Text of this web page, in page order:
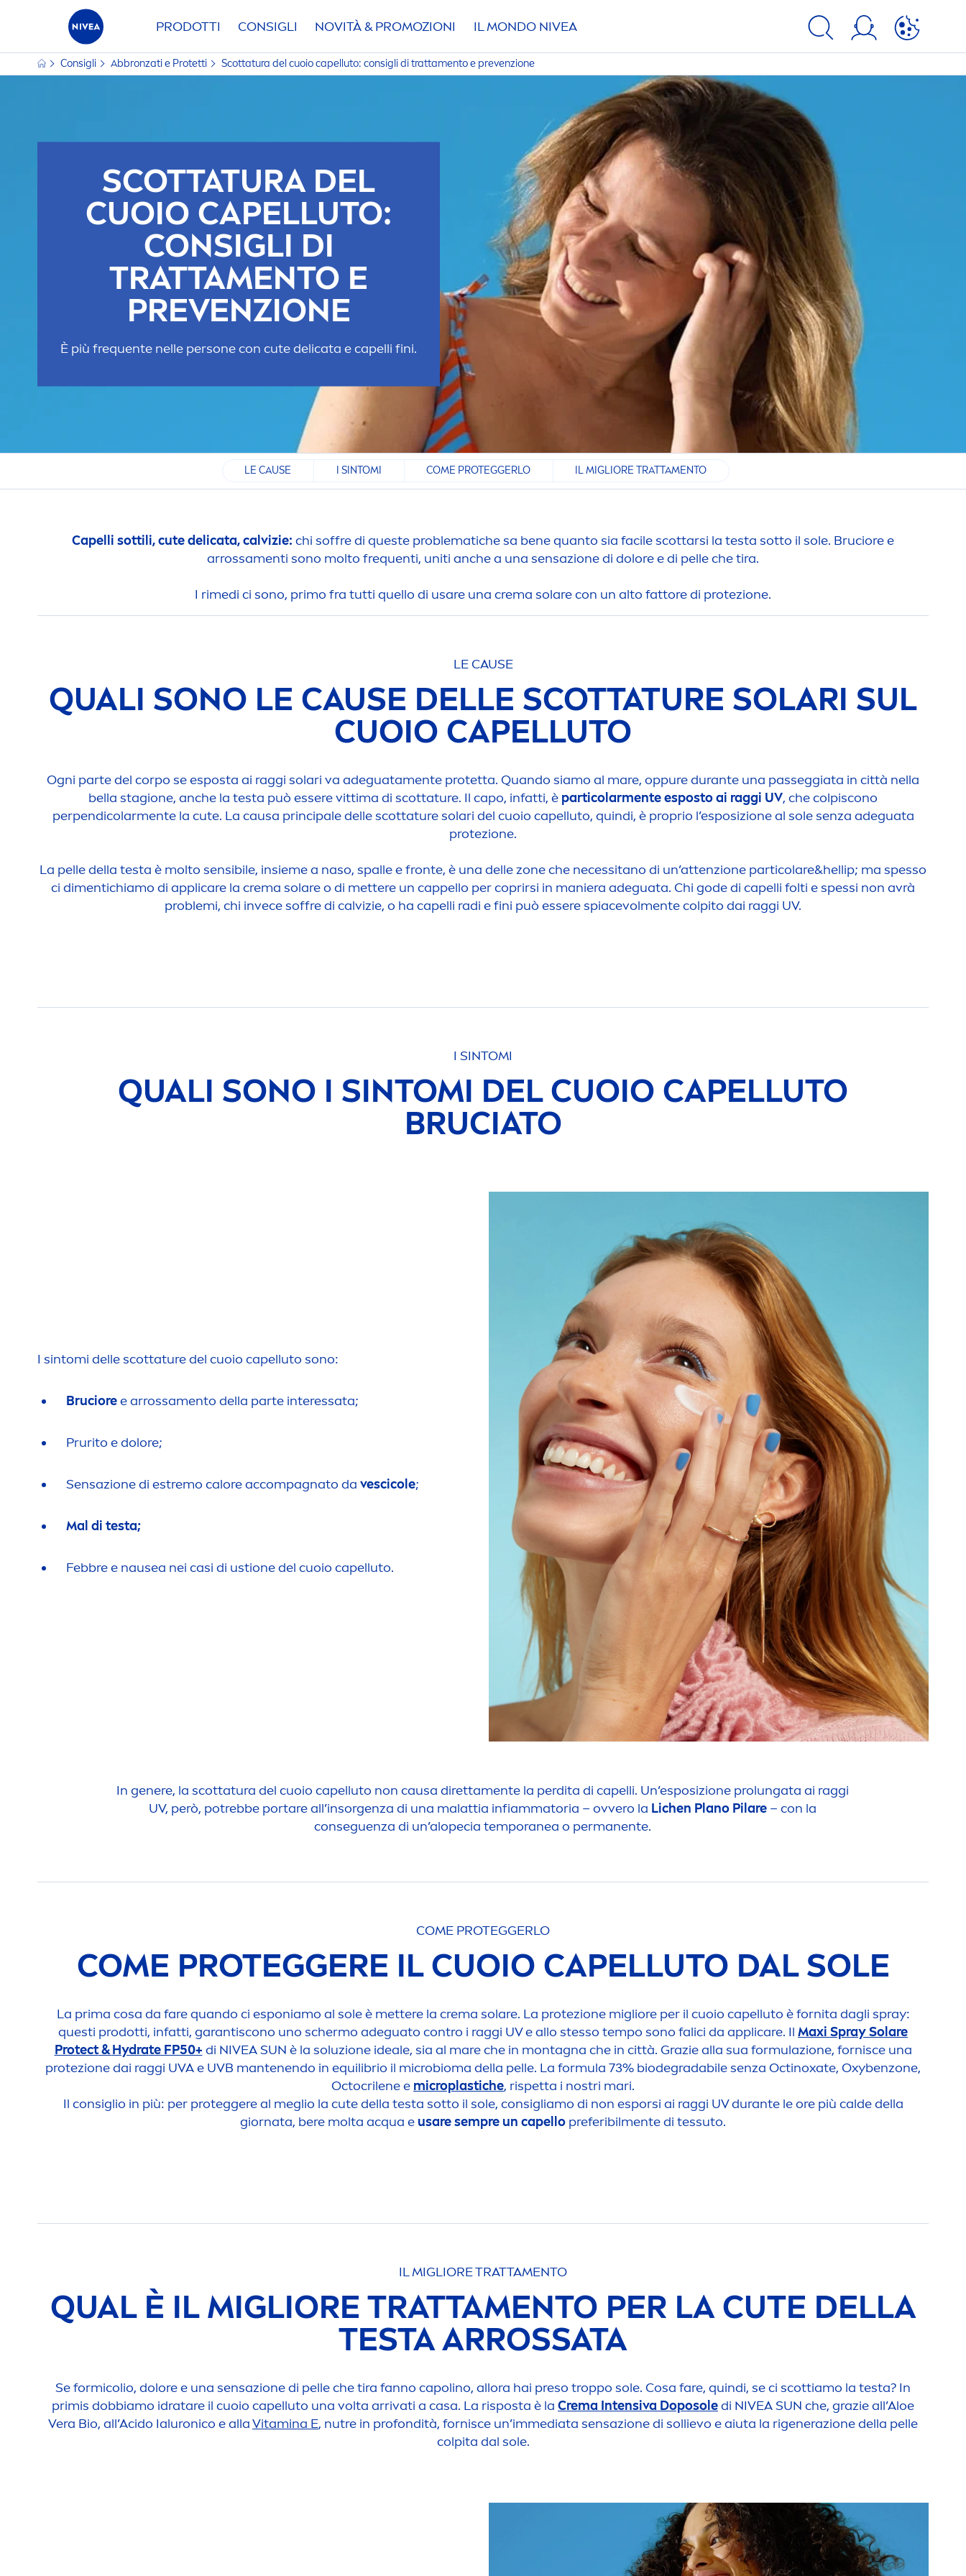
PRODOTTI CONSIGLI NOVITÀ & PROMOZIONI IL MONDO NIVEA
Consigli Abbronzati e Protetti Scottatura del cuoio capelluto: consigli di trattamento e prevenzione
SCOTTATURA DEL
CUOIO CAPELLUTO:
CONSIGLI DI
TRATTAMENTO E
PREVENZIONE
È più frequente nelle persone con cute delicata e capelli fini.
LE CAUSE I SINTOMI COME PROTEGGERLO IL MIGLIORE TRATTAMENTO
Capelli sottili, cute delicata, calvizie: chi soffre di queste problematiche sa bene quanto sia facile scottarsi la testa sotto il sole. Bruciore e
arrossamenti sono molto frequenti, uniti anche a una sensazione di dolore e di pelle che tira.
I rimedi ci sono, primo fra tutti quello di usare una crema solare con un alto fattore di protezione.
LE CAUSE
QUALI SONO LE CAUSE DELLE SCOTTATURE SOLARI SUL
CUOIO CAPELLUTO
Ogni parte del corpo se esposta ai raggi solari va adeguatamente protetta. Quando siamo al mare, oppuredurante una passeggiata in città nella
bella stagione, anche la testa può essere vittima di scottature. Il capo, infatti, è particolarmente esposto ai raggi UV, che colpiscono
perpendicolarmente la cute. La causa principale delle scottature solari del cuoio capelluto, quindi, è proprio l’esposizione al sole senza adeguata
protezione.
La pelle della testa è molto sensibile, insieme a naso, spalle e fronte, è una delle zone che necessitano di un’attenzione particolare&hellip; ma spesso
ci dimentichiamo di applicare la crema solare o di mettere un cappello per coprirsi in maniera adeguata. Chi gode di capelli folti e spessi non avrà
problemi, chi invece soffre di calvizie, o ha capelli radi e fini può essere spiacevolmente colpito dai raggi UV.
I SINTOMI
QUALI SONO I SINTOMI DEL CUOIO CAPELLUTO
BRUCIATO
I sintomi delle scottature del cuoio capelluto sono:
Brucioree arrossamento della parte interessata;
Prurito e dolore;
Sensazione di estremo calore accompagnato da vescicole;
Mal di testa;
Febbre e nausea nei casi di ustione del cuoio capelluto.
In genere, la scottatura del cuoio capelluto non causa direttamente la perdita di capelli. Un’esposizione prolungata ai raggi
UV, però, potrebbe portare all’insorgenza di una malattia infiammatoria – ovvero la Lichen Plano Pilare – con la
conseguenza di un’alopecia temporanea o permanente.
COME PROTEGGERLO
COME PROTEGGERE IL CUOIO CAPELLUTO DAL SOLE
La prima cosa da fare quando ci esponiamo al sole è mettere la crema solare. La protezione migliore per il cuoio capelluto è fornita dagli spray:
questi prodotti, infatti, garantiscono uno schermo adeguato contro i raggi UV e allo stesso tempo sono falici da applicare. Il Maxi Spray Solare
Protect&Hydrate FP50+ di NIVEA SUN è la soluzione ideale, sia al mare che in montagna che in città. Grazie alla sua formulazione, fornisce una
protezione dai raggi UVA e UVB mantenendo in equilibrio il microbioma della pelle. La formula 73% biodegradabile senza Octinoxate, Oxybenzone,
Octocrilene e microplastiche, rispetta i nostri mari.
Il consiglio in più: per proteggere al meglio la cute della testa sotto il sole, consigliamo di non esporsi ai raggi UV durante le ore più calde della
giornata, bere molta acqua e usare sempre un capello preferibilmente di tessuto.
IL MIGLIORE TRATTAMENTO
QUAL È IL MIGLIORE TRATTAMENTO PER LA CUTE DELLA
TESTA ARROSSATA
Se formicolio, dolore e una sensazione di pelle che tira fanno capolino, allora hai preso troppo sole. Cosa fare, quindi, se ci scottiamo la testa? In
primis dobbiamo idratare il cuoio capelluto una volta arrivati a casa. La risposta è la Crema Intensiva Doposoledi NIVEASUN che, grazie all’Aloe
Vera Bio, all’Acido Ialuronico e allaVitamina E, nutre in profondità, fornisce un’immediata sensazione di sollievo e aiuta la rigenerazione della pelle
colpita dal sole.